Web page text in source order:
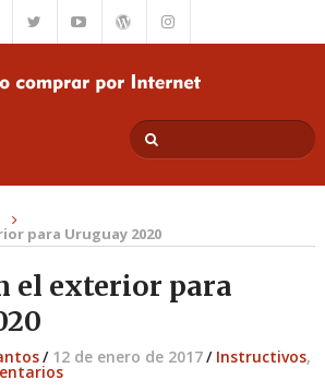
para Uruguay 2020
el exterior para
/ 12 de enero de 2017/ Instructivos,